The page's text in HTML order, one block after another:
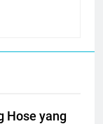
Hose yang